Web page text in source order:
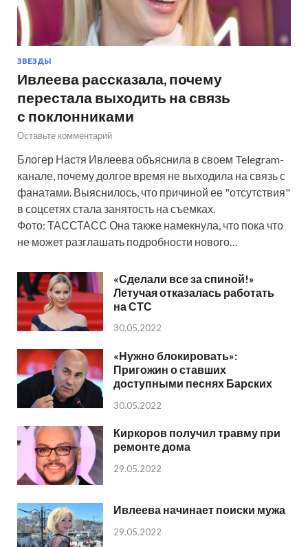
ЗВЕЗДЫ
Ивлеева рассказала, почему
перестала выходить на связь
с поклонниками
Оставьте комментарий
Блогер Настя Ивлеева объяснила в своем Telegram-
канале, почему долгое время не выходила на связь с
фанатами. Выяснилось, что причиной ее "отсутствия"
в соцсетях стала занятость на съемках.
Фото: ТАССТАСС Она также намекнула, что пока что
не может разглашать подробности нового…
«Сделали все за спиной!»
Летучая отказалась работать
на СТС
30.05.2022
«Нужно блокировать»:
Пригожин о ставших
доступными песнях Барских
30.05.2022
Киркоров получил травму при
ремонте дома
29.05.2022
Ивлеева начинает поиски мужа
29.05.2022